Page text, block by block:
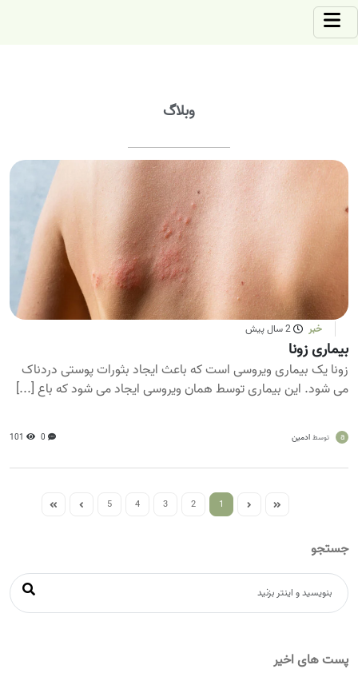
وبلاگ
خبر 2 سال پیش
بیماری زونا
زونا یک بیماری ویروسی است که باعث ایجاد بثورات پوستی دردناک
می شود. این بیماری توسط همان ویروسی ایجاد می شود که باع [...]
a توسط ادمین 0
101
1
2
3
4
5
جستجو
پست های اخیر